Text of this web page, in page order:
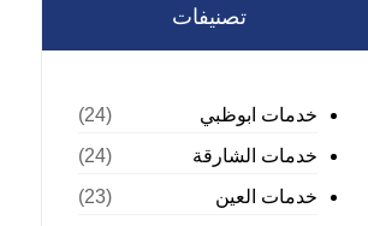
تصنيفات
خدمات ابوظبي
(24)
خدمات الشارقة
(24)
خدمات العين
(23)